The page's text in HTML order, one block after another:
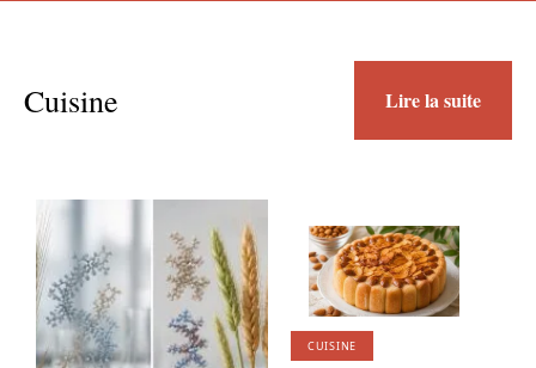
Cuisine Lire la suite
CUISINE